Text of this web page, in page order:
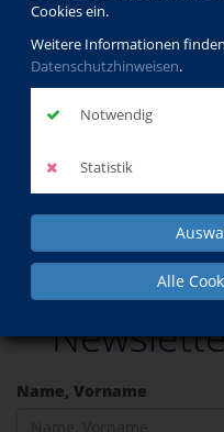
Cookies ein.
Weitere Informationen
Datenschutzhinweisen.
Notwendig
Statistik
Alle
Name, Vorname